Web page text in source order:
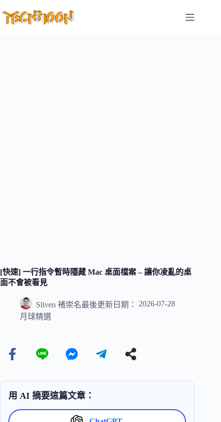
至
[快速] 一行指令暫時隱藏 Mac 桌面檔案 – 讓你凌亂的桌
面不會被看見
Sliven 褚崇名最後更新日期：
2026-07-28
月球精選
用 AI 摘要這篇文章：